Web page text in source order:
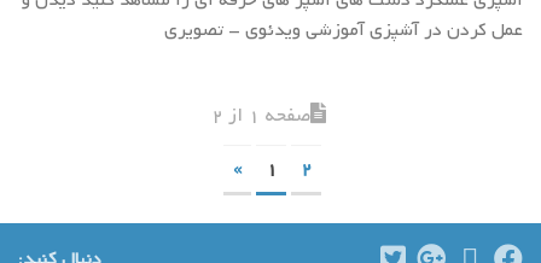
عمل کردن در آشپزی آموزشی ویدئوی – تصویری
صفحه 1 از 2
1 2
»